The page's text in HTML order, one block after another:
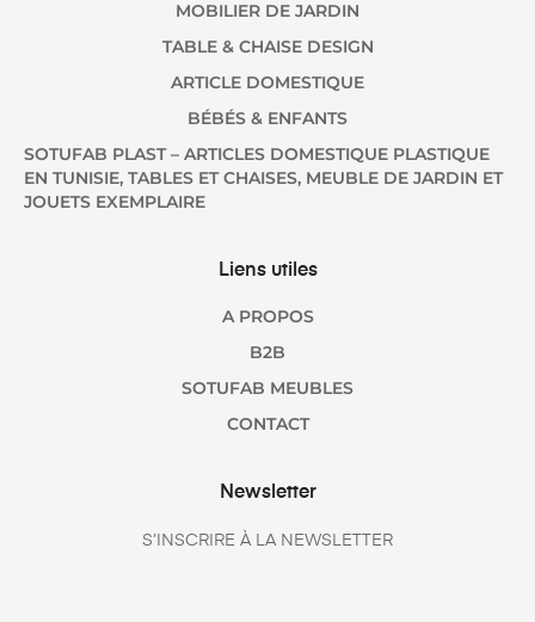
MOBILIER DE JARDIN
TABLE & CHAISE DESIGN
ARTICLE DOMESTIQUE
BÉBÉS & ENFANTS
SOTUFAB PLAST – ARTICLES DOMESTIQUE PLASTIQUE
EN TUNISIE, TABLES ET CHAISES, MEUBLE DE JARDIN ET
JOUETS EXEMPLAIRE
Liens utiles
A PROPOS
B2B
SOTUFAB MEUBLES
CONTACT
Newsletter
S’INSCRIRE À LA NEWSLETTER